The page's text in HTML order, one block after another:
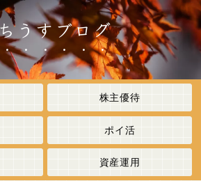
うすブログ
株主優待
ポイ活
資産運用